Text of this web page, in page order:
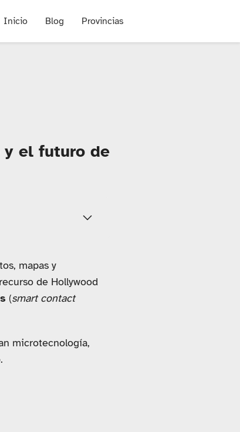
Inicio Blog Provincias
el futuro de
mapas y
de Hollywood
(smart contact
microtecnología,